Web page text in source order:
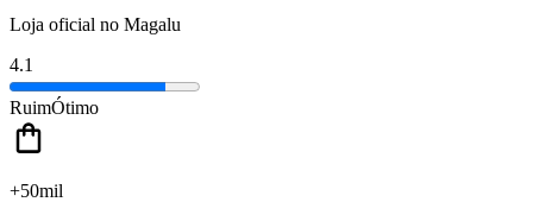
Loja oficial no Magalu
4.1
RuimÓtimo
+50mil